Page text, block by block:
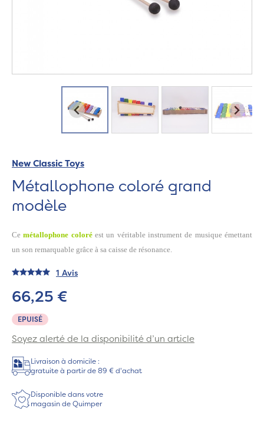
New Classic Toys
Métallophone coloré grand
modèle
Cemétallophone coloréest un véritable instrument de musique émettant
un son remarquable grâce à sa caisse de résonance.
1 Avis
EPUISÉ
66,25 €
Soyez alerté de la disponibilité d’un article
Livraison à domicile :
gratuite à partir de 89 € d'achat
Disponible dans votre
magasin de Quimper